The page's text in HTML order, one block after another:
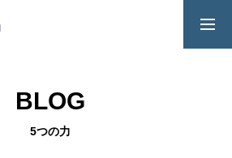
プログラム
BLOG
5つの力